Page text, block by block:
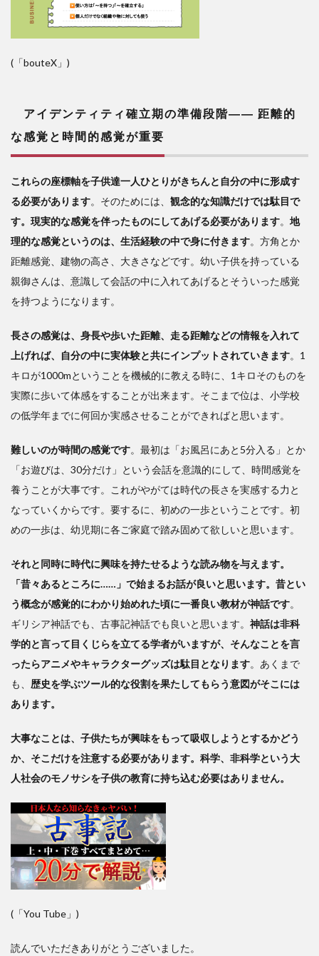
(「bouteX」)
アイデンティティ確立期の準備段階―― 距離的
な感覚と時間的感覚が重要
これらの座標軸を子供達一人ひとりがきちんと自分の中に形成す
る必要があります。そのためには、 観念的な知識だけでは駄目で
す。現実的な感覚を伴ったものにしてあげる必要があります。 地
理的な感覚というのは、生活経験の中で身に付きます。方角とか
距離感覚、建物の高さ、大きさなどです。幼い子供を持っている
親御さんは、意識して会話の中に入れてあげるとそういった感覚
を持つようになります。
長さの感覚は、身長や歩いた距離、走る距離などの情報を入れて
上げれば、自分の中に実体験と共にインプットされていきます。1
キロが1000mということを機械的に教える時に、1キロそのものを
実際に歩いて体感をすることが出来ます。そこまで位は、小学校
の低学年までに何回か実感させることができればと思います。
難しいのが時間の感覚です。最初は「お風呂にあと5分入る」とか
「お遊びは、30分だけ」という会話を意識的にして、時間感覚を
養うことが大事です。これがやがては時代の長さを実感する力と
なっていくからです。要するに、初めの一歩ということです。初
めの一歩は、幼児期に各ご家庭で踏み固めて欲しいと思います。
それと同時に時代に興味を持たせるような読み物を与えます。
「昔々あるところに……」で始まるお話が良いと思います。昔とい
う概念が感覚的にわかり始めれた頃に一番良い教材が神話です。
ギリシア神話でも、古事記神話でも良いと思います。 神話は非科
学的と言って目くじらを立てる学者がいますが、そんなことを言
ったらアニメやキャラクターグッズは駄目となります。あくまで
も、 歴史を学ぶツール的な役割を果たしてもらう意図がそこには
あります。
大事なことは、子供たちが興味をもって吸収しようとするかどう
か、そこだけを注意する必要があります。科学、非科学という大
人社会のモノサシを子供の教育に持ち込む必要はありません。
(「You Tube」)
読んでいただきありがとうございました。